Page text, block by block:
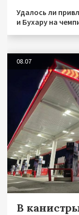
Удалось ли
и Бухару на
08.07
В